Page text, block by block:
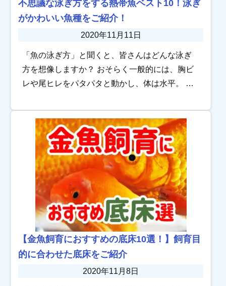
不思議な泳ぎ方をする熱帯魚ベスト10！泳ぎ
がかわいい魚種をご紹介！
2020年11月11日
「魚の泳ぎ方」と聞くと、皆さんはどんな泳ぎ
方を想像しますか？ おそらく一般的には、胸ビ
レや尾ヒレをパタパタと動かし、体は水平。 お
す。 ですが、世の中にはわたしたちの常識を超
える […]
【金魚飼育におすすめの底床10選！】飼育目
的に合わせた底床をご紹介
2020年11月8日